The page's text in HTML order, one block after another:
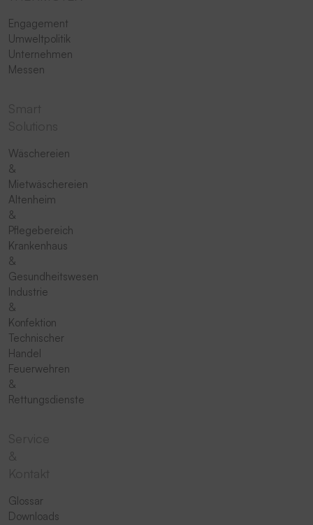
Engagement
Umweltpolitik
Unternehmen
Messen
Wäschereien
&
Mietwäschereien
Altenheim
&
Pflegebereich
Krankenhaus
&
Gesundheitswesen
Industrie
&
Konfektion
Technischer
Handel
Feuerwehren
&
Rettungsdienste
Glossar
Downloads